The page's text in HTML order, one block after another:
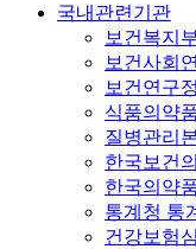
국내관련기관
보건복지
보건사회
보건연구
식품의약
질병관리
한국보건
한국의약
통계청 통
건강보험